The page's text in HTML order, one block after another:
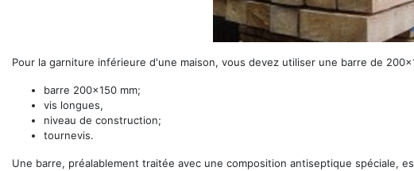
Pour la garniture inférieure d'une maison, vous devez utiliser une barre de
barre 200x150 mm;
vis longues,
niveau de construction;
tournevis.
Une barre, préalablement traitée avec une composition antiseptique spéciale,